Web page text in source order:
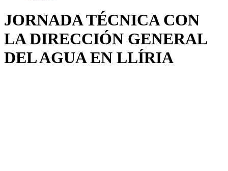
JORNADA TÉCNICA CON
LA DIRECCIÓN GENERAL
DEL AGUA EN LLÍRIA